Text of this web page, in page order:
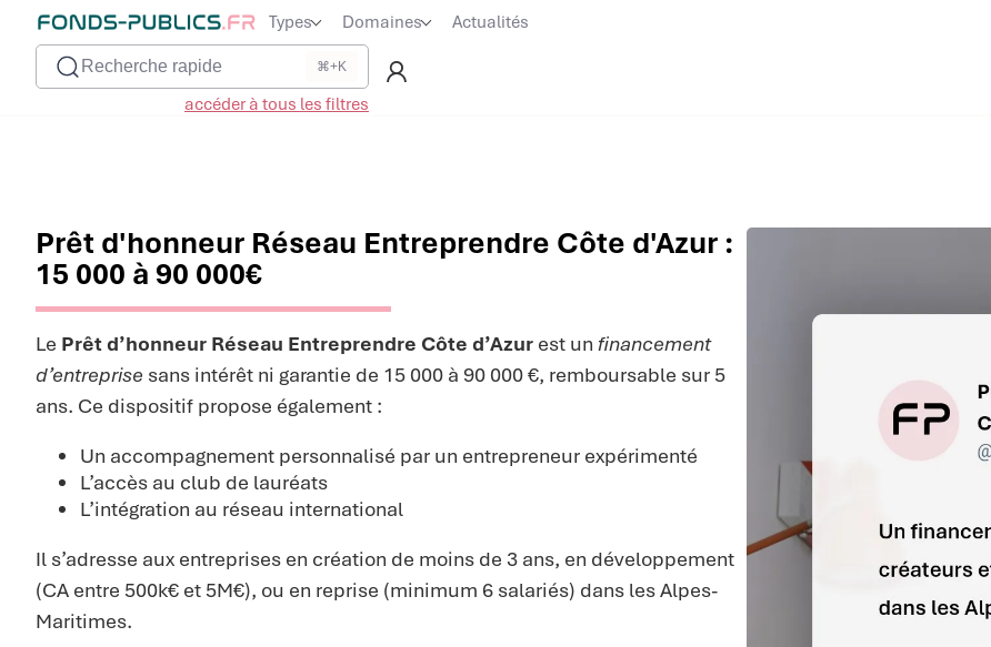
Types Domaines Actualités
Recherche rapide ⌘+K
accéder à tous les filtres
Prêt d'honneur Réseau Entreprendre Côte d'Azur :
15 000 à 90 000€
Le Prêt d’honneur Réseau Entreprendre Côte d’Azur est un financement
d’entreprise sans intérêt ni garantie de 15 000 à 90 000 €, remboursable sur 5
ans. Ce dispositif propose également :
Un accompagnement personnalisé par un entrepreneur expérimenté
L’accès au club de lauréats
L’intégration au réseau international
Il s’adresse aux entreprises en création de moins de 3 ans, en développement
(CA entre 500k€ et 5M€), ou en reprise (minimum 6 salariés) dans les Alpes-
Maritimes.